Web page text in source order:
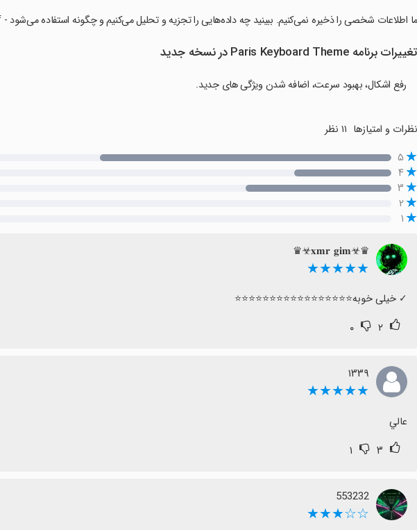
‏ما اطلاعات شخصی را ذخیره نمی‌کنیم. ببینید چه داده‌هایی را تجزیه و تحلیل می‌کنیم و چگونه استفاده می‌شود - https://goo.gl/66xfmf
تغییرات برنامه Paris Keyboard Theme در نسخه جدید
رفع اشکال، بهبود سرعت، اضافه شدن ویژگی های جدید.
نظرات و امتیازها
۵
۴
۳
۲
۱
♛☣𝐱𝐦𝐫 𝐠𝐢𝐦☣♛
★★★★★
‏✓ خیلی خوبه⭐⭐⭐⭐⭐⭐⭐⭐⭐⭐⭐⭐⭐⭐⭐⭐⭐
۲ ۰
۱۳۳۹
★★★★★
عالي
۳ ۱
553232
☆☆★★★